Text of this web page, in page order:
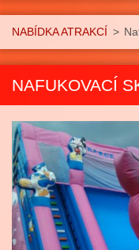
NABÍDKA ATRAKCÍ >
NAFUKOVACÍ